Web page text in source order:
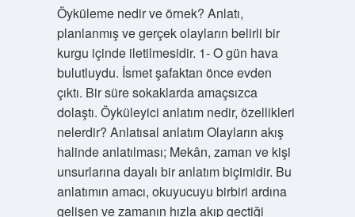
Öyküleme nedir ve örnek? Anlatı,
planlanmış ve gerçek olayların belirli bir
kurgu içinde iletilmesidir. 1- O gün hava
bulutluydu. İsmet şafaktan önce evden
çıktı. Bir süre sokaklarda amaçsızca
dolaştı. Öyküleyici anlatım nedir, özellikleri
nelerdir? Anlatısal anlatım Olayların akış
halinde anlatılması; Mekân, zaman ve kişi
unsurlarına dayalı bir anlatım biçimidir. Bu
anlatımın amacı, okuyucuyu birbiri ardına
gelişen ve zamanın hızla akıp geçtiği